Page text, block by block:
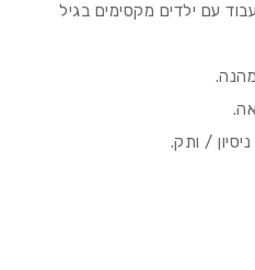
עם ילדים מקסימים בגיל
/ ותק.